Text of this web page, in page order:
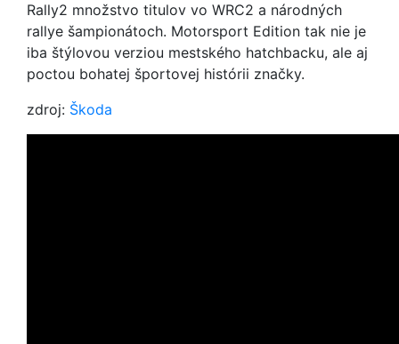
Rally2 množstvo titulov vo WRC2 a národných
rallye šampionátoch. Motorsport Edition tak nie je
iba štýlovou verziou mestského hatchbacku, ale aj
poctou bohatej športovej histórii značky.
zdroj: Škoda